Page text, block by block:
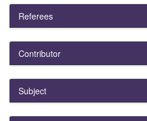
Referees
Contributor
Subject